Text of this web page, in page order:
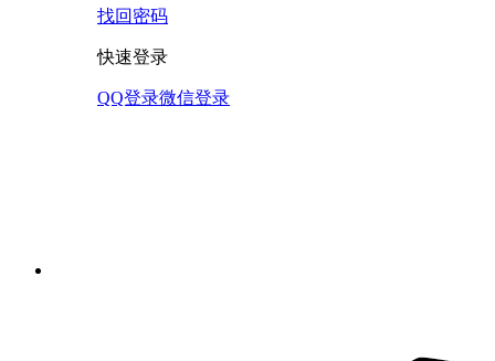
找回密码
快速登录
QQ登录微信登录